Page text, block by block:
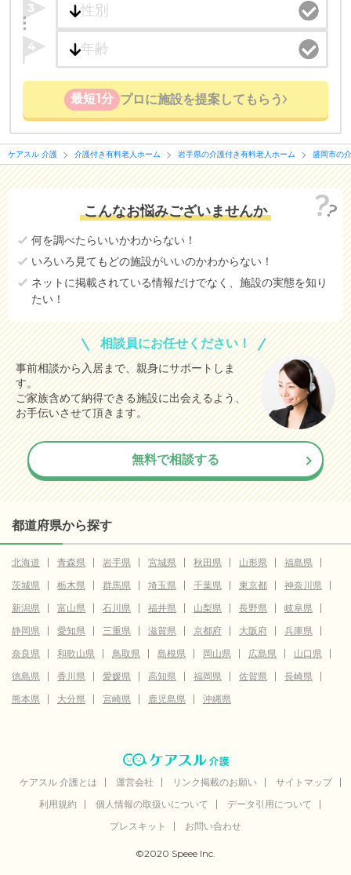
3
4
最短1分 プロに施設を提案してもらう
ケアスル 介護 介護付き有料老人ホーム 岩手県の介護付き有料老人ホーム 盛岡市の
こんなお悩みございませんか
何を調べたらいいかわからない！
いろいろ見てもどの施設がいいのかわからない！
ネットに掲載されている情報だけでなく、施設の実態を知り
たい！
相談員にお任せください！
事前相談から入居まで、親身にサポートしま
す。
ご家族含めて納得できる施設に出会えるよう、
お手伝いさせて頂きます。
無料で相談する
都道府県から探す
北海道 青森県 岩手県 宮城県 秋田県 山形県
福島県
茨城県
栃木県 群馬県 埼玉県 千葉県 東京都
神奈川県
新潟県
富山県 石川県 福井県 山梨県 長野県
岐阜県
静岡県
愛知県 三重県 滋賀県 京都府 大阪府
兵庫県
奈良県
和歌山県 鳥取県 島根県 岡山県 広島県
山口県
徳島県
香川県 愛媛県 高知県 福岡県 佐賀県
長崎県
熊本県
大分県 宮崎県 鹿児島県 沖縄県
ケアスル 介護とは 運営会社 リンク掲載のお願い
サイトマップ
利用規約
個人情報の取扱いについて
データ引用について
プレスキット
お問い合わせ
©2020 Speee Inc.